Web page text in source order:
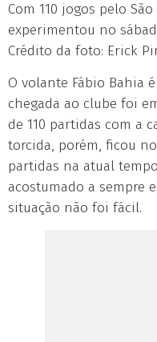
Com 110 jogos pelo
experimentou no
Crédito da foto: Erick
O volante Fábio Bahia
chegada ao clube foi
de 110 partidas com a
torcida, porém, ficou
partidas na atual
acostumado a sempre
situação não foi fácil.